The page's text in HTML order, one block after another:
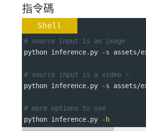
指令碼
Shell
# source input is an image
python inference.py
-s assets/
# source input is a video ✨
python inference.py
-s assets/
# more options to see
python inference.py
-h